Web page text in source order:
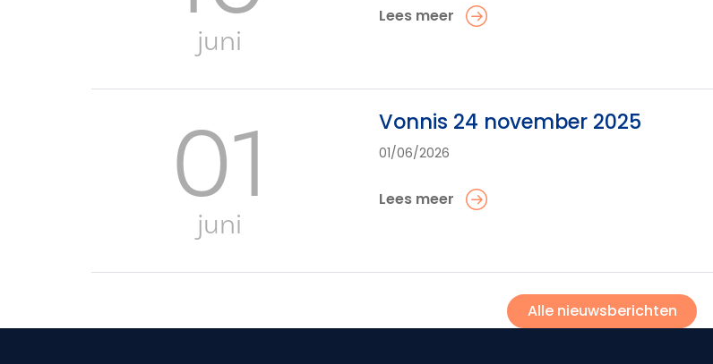
juni
Lees meer
01
juni
Vonnis 24 november 2025
01/06/2026
Lees meer
Alle nieuwsberichten